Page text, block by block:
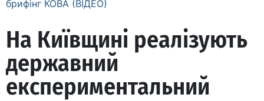
брифінг КОВА (ВІДЕО)
На Київщині реалізують
державний
експериментальний